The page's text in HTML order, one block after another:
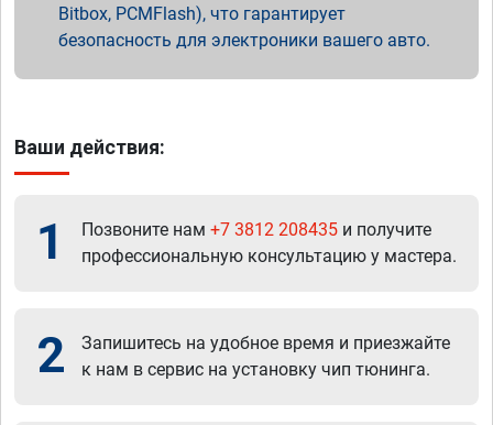
Bitbox, PCMFlash), что гарантирует
безопасность для электроники вашего авто.
Ваши действия:
1 Позвоните нам +7 3812 208435 и получите
профессиональную консультацию у мастера.
2
Запишитесь на удобное время и приезжайте
к нам в сервис на установку чип тюнинга.